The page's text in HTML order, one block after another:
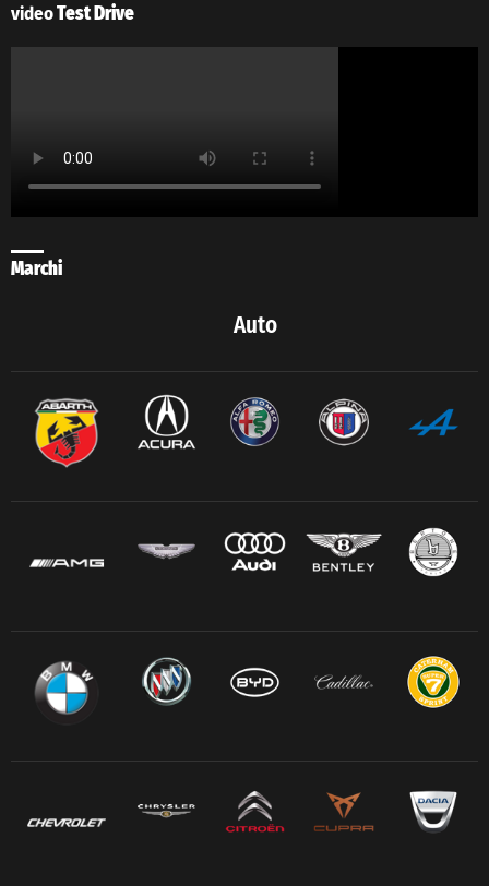
videoTest Drive
Marchi
Auto